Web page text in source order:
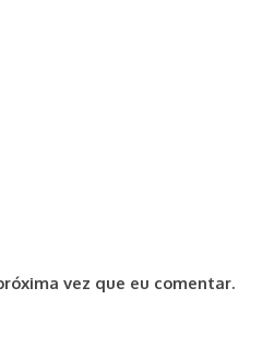
vez que eu comentar.